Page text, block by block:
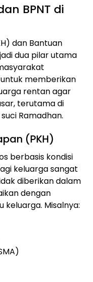
BPNT di
dan Bantuan
dua pilar utama
memberikan
rentan agar
terutama di
Ramadhan.
(PKH)
berbasis kondisi
keluarga sangat
diberikan dalam
dengan
keluarga. Misalnya: